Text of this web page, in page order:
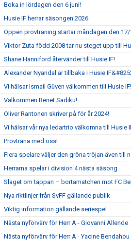
Boka in lördagen den 6 juni!
Husie IF herrar säsongen 2026
Öppen provträning startar måndagen den 17/
Viktor Zuta född 2008 tar nu steget upp till
Shane Hanniford återvänder till Husie IF!
Alexander Nyandal är tillbaka i Husie
Vi hälsar Ismail Güven välkommen till Husie IF!
Välkommen Benet Sadiku!
Oliver Rantonen skriver på för år 2024!
Vi hälsar vår nya ledartrio välkomna till Husie
Provträna med oss!
Flera spelare väljer den gröna tröjan även till
Herrarna spelar i division 4 nästa säsong
Slaget om täppan – bortamatchen mot FC
Nya riktlinjer från SvFF gällande publik
Viktig information gällande seriespel
Nästa nyförvärv för Herr A - Giovanni Allende
Nästa nyförvärv för Herr A - Yacine Bendahou